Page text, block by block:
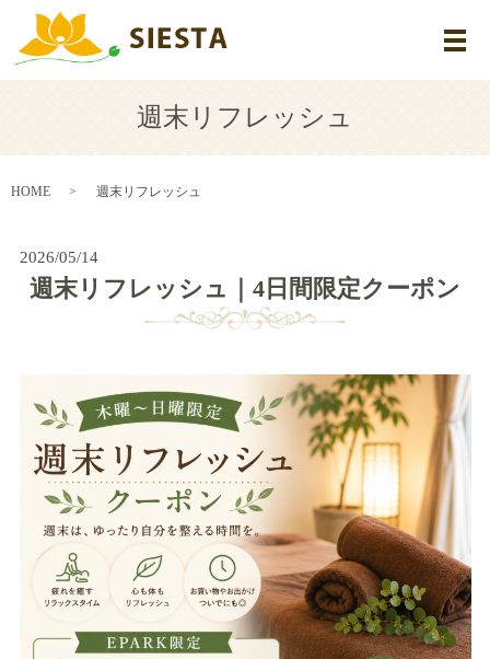
メ
週末リフレッシュ
HOME 週末リフレッシュ
2026/05/14
週末リフレッシュ｜4日間限定クーポン